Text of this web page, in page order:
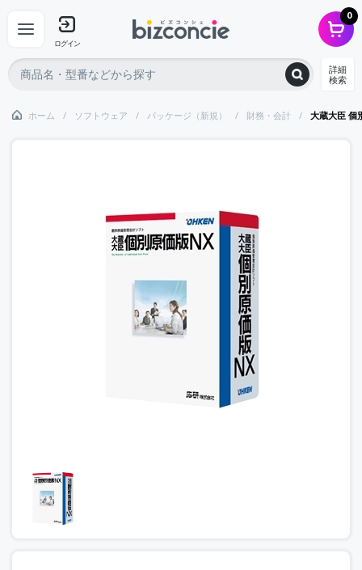
ログイン
0
詳細
検索
ホーム ソフトウェア パッケージ（新規） 財務・会計 大蔵大臣 個